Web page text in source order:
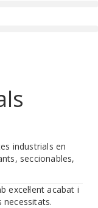
industrials en
seccionables,
excel·lent acabat i
necessitats.